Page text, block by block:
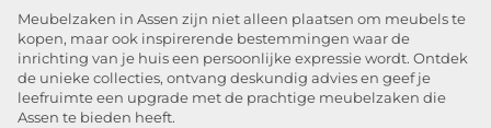
Meubelzaken in Assen zijn niet alleen plaatsen om meubels te
kopen, maar ook inspirerende bestemmingen waar de
inrichting van je huis een persoonlijke expressie wordt. Ontdek
de unieke collecties, ontvang deskundig advies en geef je
leefruimte een upgrade met de prachtige meubelzaken die
Assen te bieden heeft.